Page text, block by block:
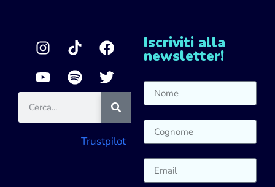
Trustpilot
Iscriviti alla
newsletter!